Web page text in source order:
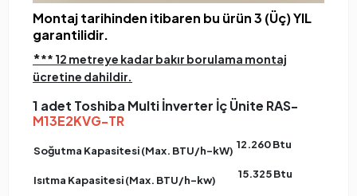
Montaj tarihinden itibaren bu ürün 3 (Üç) YIL
garantilidir.
*** 12 metreye kadar bakır borulama montaj
ücretine dahildir.
1 adet Toshiba Multi İnverter İç Ünite RAS-
M13E2KVG-TR
Soğutma Kapasitesi (Max. BTU/h-kW) 12.260 Btu
Isıtma Kapasitesi (Max. BTU/h-kw) 15.325 Btu